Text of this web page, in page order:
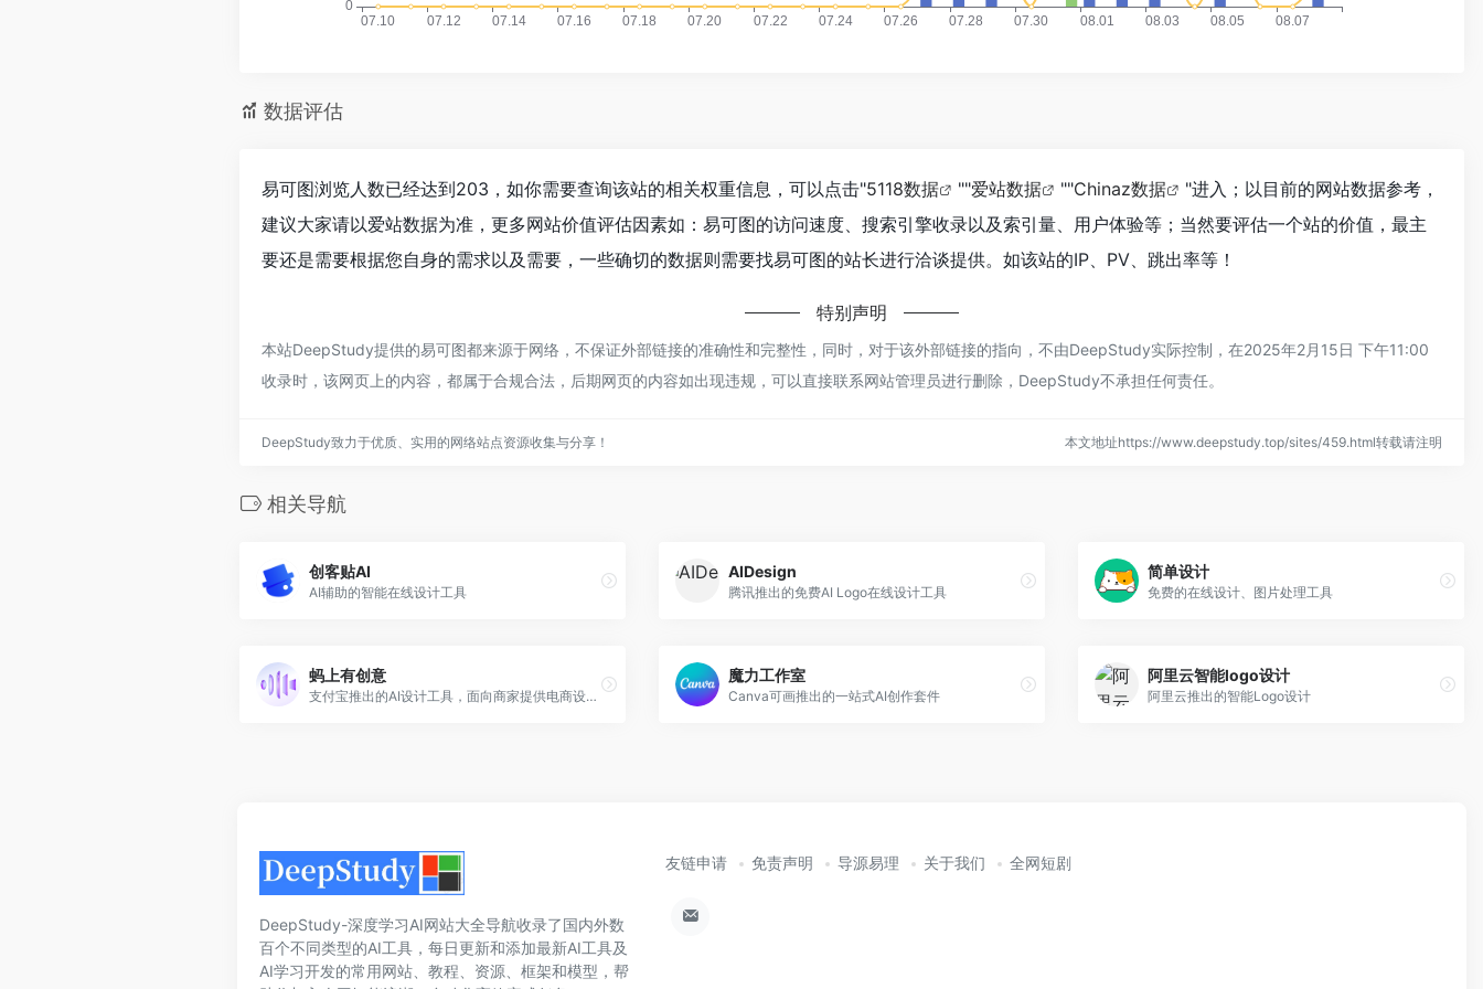
数据评估
易可图浏览人数已经达到203，如你需要查询该站的相关权重信息，可以点击"5118数据 ""爱站数据 ""Chinaz数据
"进入；以目前的网站数据参考，
建议大家请以爱站数据为准，更多网站价值评估因素如：易可图的访问速度、搜索引擎收录以及索引量、用户体验等；当然要评估一个站的价值，最主
要还是需要根据您自身的需求以及需要，一些确切的数据则需要找易可图的站长进行洽谈提供。如该站的IP、PV、跳出率等！
特别声明
本站DeepStudy提供的易可图都来源于网络，不保证外部链接的准确性和完整性，同时，对于该外部链接的指向，不由DeepStudy实际控制，在2025年2月15日 下午11:00
收录时，该网页上的内容，都属于合规合法，后期网页的内容如出现违规，可以直接联系网站管理员进行删除，DeepStudy不承担任何责任。
DeepStudy致力于优质、实用的网络站点资源收集与分享！ 本文地址https://www.deepstudy.top/sites/459.html转载请注明
相关导航
创客贴AI
AI辅助的智能在线设计工具
AIDesign
腾讯推出的免费AI Logo在线设计工具
简单设计
免费的在线设计、图片处理工具
蚂上有创意
支付宝推出的AI设计工具，面向商家提供电商设计服务
魔力工作室
Canva可画推出的一站式AI创作套件
阿里云智能logo设计
阿里云推出的智能Logo设计
DeepStudy-深度学习AI网站大全导航收录了国内外数
百个不同类型的AI工具，每日更新和添加最新AI工具及
AI学习开发的常用网站、教程、资源、框架和模型，帮
友链申请 免责声明 导源易理 关于我们 全网短剧